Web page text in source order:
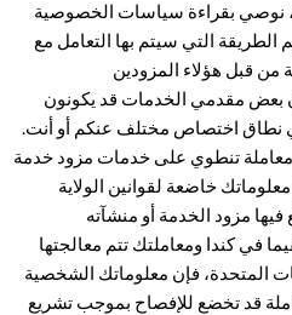
نوصي بقراءة سياسات الخصوصية
التي سيتم بها التعامل مع
مقدمي الخدمات قد یکونون
نطاق اختصاص مختلف عنکم أو أنت.
تنطوي على خدمات مزود خدمة
خاضعة لقوانين الولاية
في كندا ومعاملتك تتم معالجتها
المتحدة، فإن معلوماتك الشخصية
قد تخضع للإفصاح بموجب تشريع